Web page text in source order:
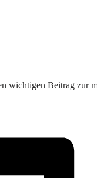
wichtigen Beitrag zur